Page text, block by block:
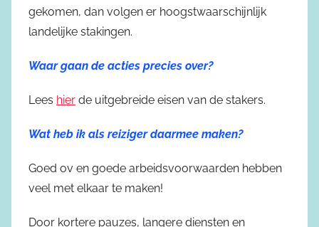
gekomen, dan volgen er hoogstwaarschijnlijk
landelijke stakingen.
Waar gaan de acties precies over?
Lees hier de uitgebreide eisen van de stakers.
Wat heb ik als reiziger daarmee maken?
Goed ov en goede arbeidsvoorwaarden hebben
veel met elkaar te maken!
Door kortere pauzes, langere diensten en